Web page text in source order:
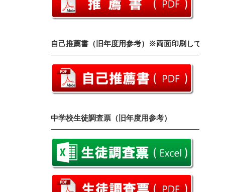
自己推薦書（旧年度用参考）※両面印刷してくだ
中学校生徒調査票（旧年度用参考）